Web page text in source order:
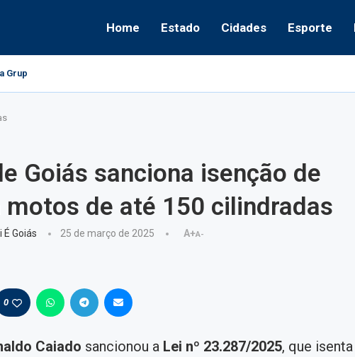
Home Estado Cidades Esporte
Político e Aponta Caminhos...
Goiás sanciona isenção de
motos de até 150 cilindradas
É Goiás 25 de março de 2025 A+A-
0
Caiado sancionou a Lei nº 23.287/2025, que isenta